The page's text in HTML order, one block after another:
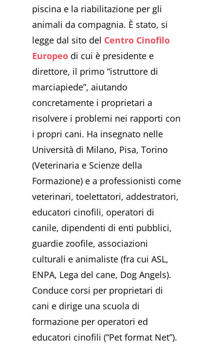
piscina e la riabilitazione per gli
animali da compagnia. È stato, si
legge dal sito del Centro Cinofilo
Europeo di cui è presidente e
direttore, il primo “istruttore di
marciapiede”, aiutando
concretamente i proprietari a
risolvere i problemi nei rapporti con
i propri cani. Ha insegnato nelle
Università di Milano, Pisa, Torino
(Veterinaria e Scienze della
Formazione) e a professionisti come
veterinari, toelettatori, addestratori,
educatori cinofili, operatori di
canile, dipendenti di enti pubblici,
guardie zoofile, associazioni
culturali e animaliste (fra cui ASL,
ENPA, Lega del cane, Dog Angels).
Conduce corsi per proprietari di
cani e dirige una scuola di
formazione per operatori ed
educatori cinofili (“Pet format Net”).